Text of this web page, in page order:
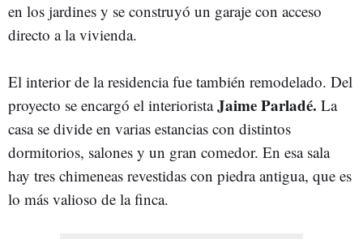
en los jardines y se construyó un garaje con acceso
directo a la vivienda.
El interior de la residencia fue también remodelado. Del
proyecto se encargó el interioristaJaime Parladé. La
casa se divide en varias estancias con distintos
dormitorios, salones y un gran comedor. En esa sala
hay tres chimeneas revestidas con piedra antigua, que es
lo más valioso de la finca.